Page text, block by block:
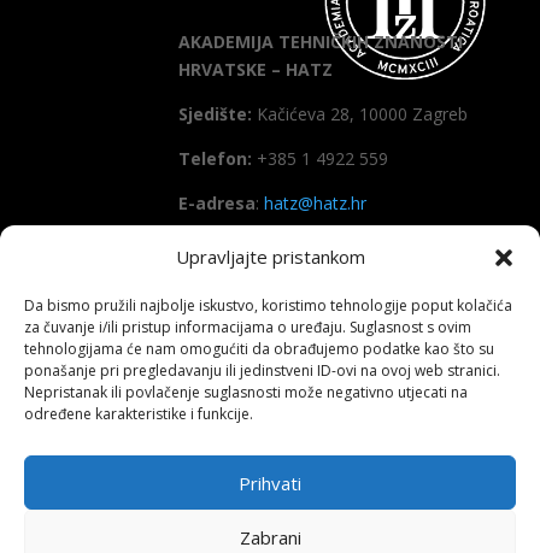
Upravljajte pristankom
Da bismo pružili najbolje iskustvo, koristimo tehnologije poput kolačića
za čuvanje i/ili pristup informacijama o uređaju. Suglasnost s ovim
tehnologijama će nam omogućiti da obrađujemo podatke kao što su
ponašanje pri pregledavanju ili jedinstveni ID-ovi na ovoj web stranici.
Nepristanak ili povlačenje suglasnosti može negativno utjecati na
određene karakteristike i funkcije.
Prihvati
Zabrani
AKADEMIJA TEHNIČKIH ZNANOSTI
HRVATSKE – HATZ
Sjedište: Kačićeva 28, 10000 Zagreb
Telefon: +385 1 4922 559
E-adresa: hatz@hatz.hr
OIB: 89465386965
IBAN HR7923600001101573628
(Zagrebačka banka d.d)
SWIFT: ZABAHR2X
Copyright All right reserved HATZ – 2026